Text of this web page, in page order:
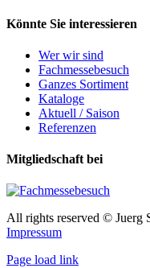
Könnte Sie interessieren
Wer wir sind
Fachmessebesuch
Ganzes Sortiment
Kataloge
Aktuell / Saison
Referenzen
Mitgliedschaft bei
All rights reserved © Juerg
Impressum
Page load link